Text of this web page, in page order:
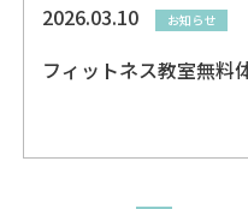
2026.03.10 お知らせ
フィットネス教室無料